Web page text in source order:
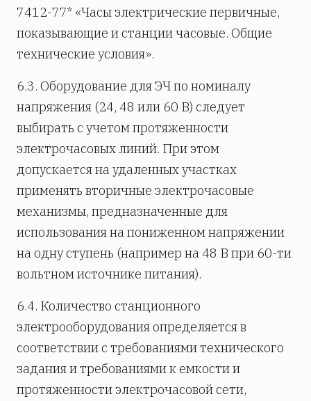
7412-77* «Часы электрические первичные,
показывающие и станции часовые. Общие
технические условия».
6.3. Оборудование для ЭЧ по номиналу
напряжения (24, 48 или 60 В) следует
выбирать с учетом протяженности
электрочасовых линий. При этом
допускается на удаленных участках
применять вторичные электрочасовые
механизмы, предназначенные для
использования на пониженном напряжении
на одну ступень (например на 48 В при 60-ти
вольтном источнике питания).
6.4. Количество станционного
электрооборудования определяется в
соответствии с требованиями технического
задания и требованиями к емкости и
протяженности электрочасовой сети,